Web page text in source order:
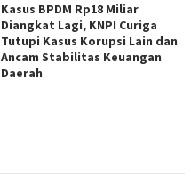
Kasus BPDM Rp18 Miliar
Diangkat Lagi, KNPI Curiga
Tutupi Kasus Korupsi Lain dan
Ancam Stabilitas Keuangan
Daerah